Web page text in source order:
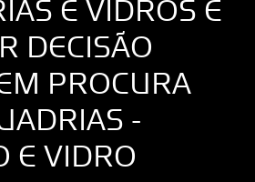
DECISÃO
PROCURA
-
E VIDRO